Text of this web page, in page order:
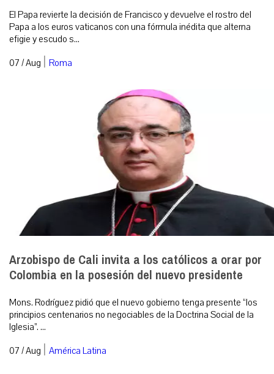
El Papa revierte la decisión de Francisco y devuelve el rostro del
Papa a los euros vaticanos con una fórmula inédita que alterna
efigie y escudo s...
07 / Aug | Roma
Arzobispo de Cali invita a los católicos a orar por
Colombia en la posesión del nuevo presidente
Mons. Rodríguez pidió que el nuevo gobierno tenga presente “los
principios centenarios no negociables de la Doctrina Social de la
Iglesia”. ...
07 / Aug | América Latina